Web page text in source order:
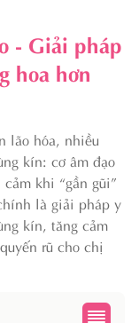
- Giải pháp
hoa hơn
lão hóa, nhiều
kín: cơ âm đạo
khi “gần gũi”
là giải pháp y
kín, tăng cảm
rũ cho chị